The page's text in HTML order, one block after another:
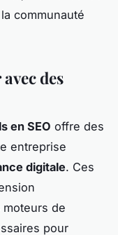
communauté
des
en SEO offre des
entreprise
digitale. Ces
de
pour